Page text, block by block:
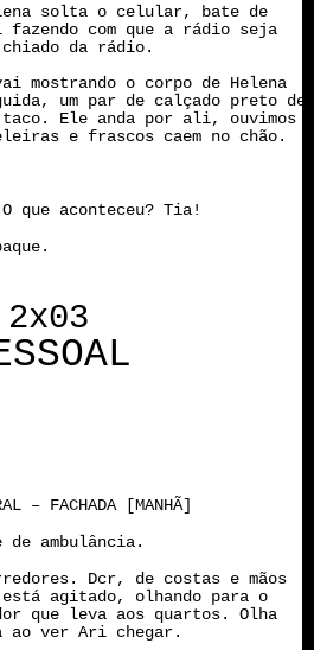
solta o celular, bate de
com que a rádio seja
chiado da rádio.
mostrando o corpo de Helena
um par de calçado preto de
taco. Ele anda por ali, ouvimos
e frascos caem no chão.
que aconteceu? Tia!
2x03
– FACHADA [MANHÃ]
de ambulância.
Dcr, de costas e mãos
agitado, olhando para o
que leva aos quartos. Olha
ao ver Ari chegar.